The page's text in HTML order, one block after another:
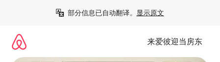
部分信息已自动翻译。 显示原文
来爱彼迎当房东